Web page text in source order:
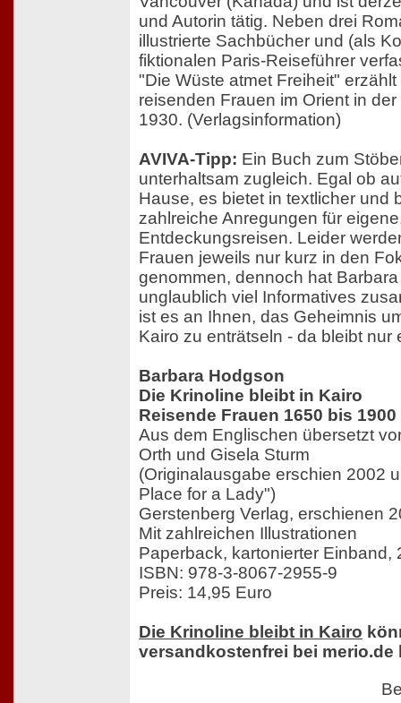
und Autorin tätig. Neben drei
illustrierte Sachbücher und (als
fiktionalen Paris-Reiseführer
"Die Wüste atmet Freiheit"
reisenden Frauen im Orient in
1930. (Verlagsinformation)
AVIVA-Tipp: Ein Buch zum
unterhaltsam zugleich. Egal ob
Hause, es bietet in textlicher und
zahlreiche Anregungen für
Entdeckungsreisen. Leider
Frauen jeweils nur kurz in den
genommen, dennoch hat
unglaublich viel Informatives
ist es an Ihnen, das Geheimnis
Kairo zu enträtseln - da bleibt nur
Barbara Hodgson
Die Krinoline bleibt in Kairo
Reisende Frauen 1650 bis 1900
Aus dem Englischen übersetzt
Orth und Gisela Sturm
(Originalausgabe erschien 2002
Place for a Lady")
Gerstenberg Verlag, erschienen
Mit zahlreichen Illustrationen
Paperback, kartonierter Einband,
ISBN: 978-3-8067-2955-9
Preis: 14,95 Euro
Die Krinoline bleibt in Kairo
versandkostenfrei bei merio.de